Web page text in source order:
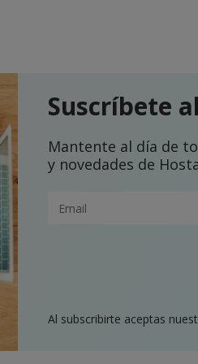
Suscríbete
Mantente al día de
y novedades de
Al subscribirte aceptas